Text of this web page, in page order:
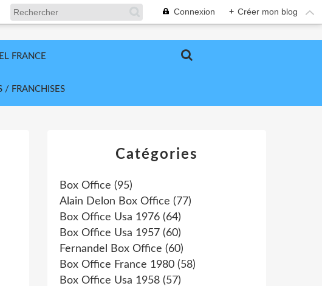
Connexion + Créer mon blog
FRANCE
/ FRANCHISES
Catégories
Box Office (95)
Alain Delon Box Office (77)
Box Office Usa 1976 (64)
Box Office Usa 1957 (60)
Fernandel Box Office (60)
Box Office France 1980 (58)
Box Office Usa 1958 (57)